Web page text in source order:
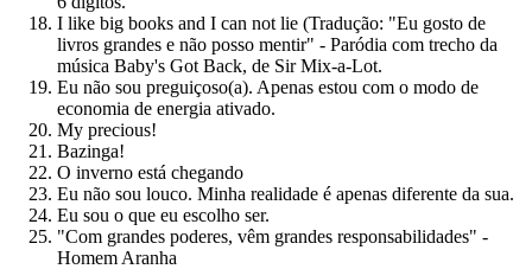
I like big books and I can not lie (Tradução: "Eu gosto de
livros grandes e não posso mentir" - Paródia com trecho da
música Baby's Got Back, de Sir Mix-a-Lot.
Eu não sou preguiçoso(a). Apenas estou com o modo de
economia de energia ativado.
My precious!
Bazinga!
O inverno está chegando
Eu não sou louco. Minha realidade é apenas diferente da sua.
Eu sou o que eu escolho ser.
"Com grandes poderes, vêm grandes responsabilidades" -
Homem Aranha